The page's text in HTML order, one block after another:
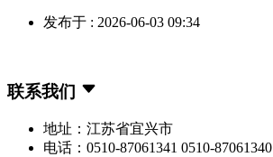
发布于 : 2026-06-03 09:34
联系我们
地址：江苏省宜兴市
电话：0510-87061341 0510-87061340